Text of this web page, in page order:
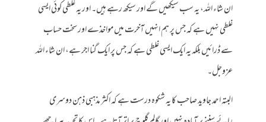
ان شاء اللہ، یہ سب سیکھیں گے اور سیکھ رہے ہیں۔ اور یہ غلطی کوئی ایسی
غلطی نہیں ہے کہ جس پر ہم انہیں آخرت میں مواخذے اور سخت حساب
سے ڈرائیں بلکہ یہ ایک ایسی غلطی ہے کہ جس پر ایک گنا اجر ہے، ان شاء اللہ
عزوجل۔
البتہ احمد جاوید صاحب کا یہ شکوہ درست ہے کہ اکثر مذہبی ذہن دوسری